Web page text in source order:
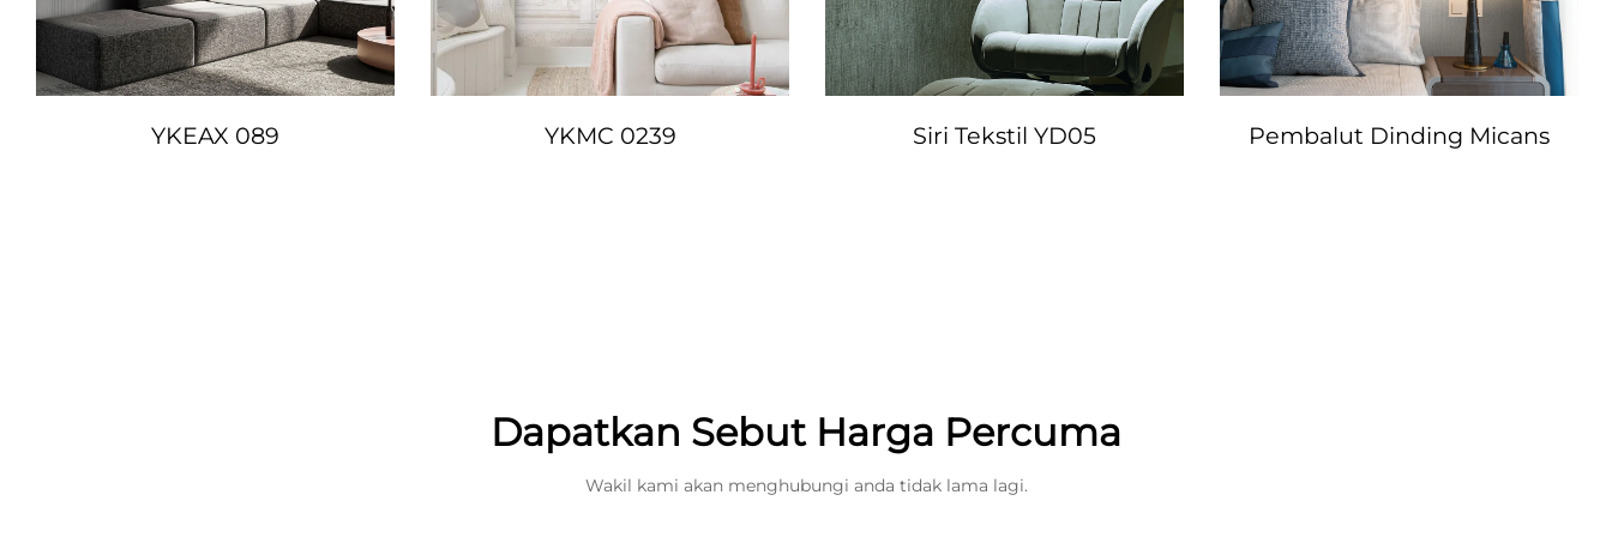
YKEAX 089 YKMC 0239 Siri Tekstil YD05 Pembalut Dinding Micans
Dapatkan Sebut Harga Percuma
Wakil kami akan menghubungi anda tidak lama lagi.